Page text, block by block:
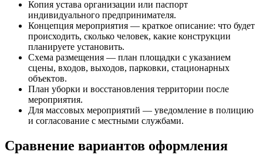
Копия устава организации или паспорт
индивидуального предпринимателя.
Концепция мероприятия — краткое описание: что будет
происходить, сколько человек, какие конструкции
планируете установить.
Схема размещения — план площадки с указанием
сцены, входов, выходов, парковки, стационарных
объектов.
План уборки и восстановления территории после
мероприятия.
Для массовых мероприятий — уведомление в полицию
и согласование с местными службами.
Сравнение вариантов оформления